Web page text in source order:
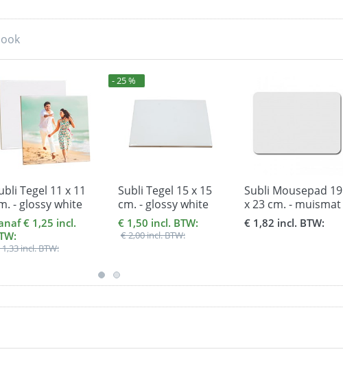
Tegel 11 x 11
- glossy white
€ 1,25 incl.
incl. BTW:
- 25 %
Subli Tegel 15 x 15
cm. - glossy white
€ 1,50 incl. BTW:
€ 2,00 incl. BTW:
Subli Mousepad 19
x 23 cm. - muismat
dikte 5 mm.
€ 1,82 incl. BTW: